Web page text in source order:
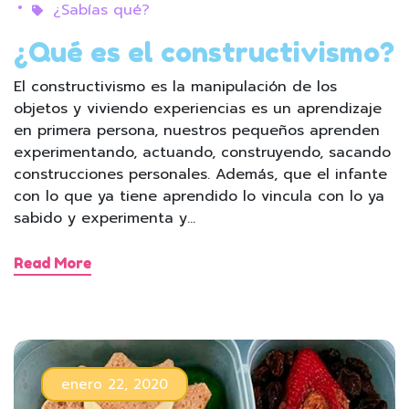
¿Sabías qué?
¿Qué es el constructivismo?
El constructivismo es la manipulación de los
objetos y viviendo experiencias es un aprendizaje
en primera persona, nuestros pequeños aprenden
experimentando, actuando, construyendo, sacando
construcciones personales. Además, que el infante
con lo que ya tiene aprendido lo vincula con lo ya
sabido y experimenta y…
Read More
enero 22, 2020